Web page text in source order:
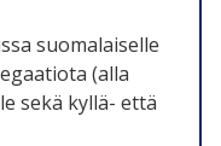
suomalaiselle
(alla
sekä kyllä- että